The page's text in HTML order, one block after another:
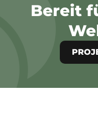
Bereit